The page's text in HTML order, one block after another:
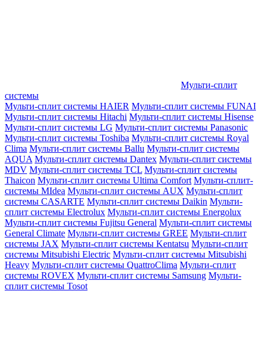
Мульти-сплит
системы
Мульти-сплит системы HAIER Мульти-сплит системы FUNAI
Мульти-сплит системы Hitachi Мульти-сплит системы Hisense
Мульти-сплит системы LG Мульти-сплит системы Panasonic
Мульти-сплит системы Toshiba Мульти-сплит системы Royal
Clima Мульти-сплит системы Ballu Мульти-сплит системы
AQUA Мульти-сплит системы Dantex Мульти-сплит системы
MDV Мульти-сплит системы TCL Мульти-сплит системы
Thaicon Мульти-сплит системы Ultima Comfort Мульти-сплит-
системы MIdea Мульти-сплит системы AUX Мульти-сплит
системы CASARTE Мульти-сплит системы Daikin Мульти-
сплит системы Electrolux Мульти-сплит системы Energolux
Мульти-сплит системы Fujitsu General Мульти-сплит системы
General Climate Мульти-сплит системы GREE Мульти-сплит
системы JAX Мульти-сплит системы Kentatsu Мульти-сплит
системы Mitsubishi Electric Мульти-сплит системы Mitsubishi
Heavy Мульти-сплит системы QuattroClima Мульти-сплит
системы ROVEX Мульти-сплит системы Samsung Мульти-
сплит системы Tosot